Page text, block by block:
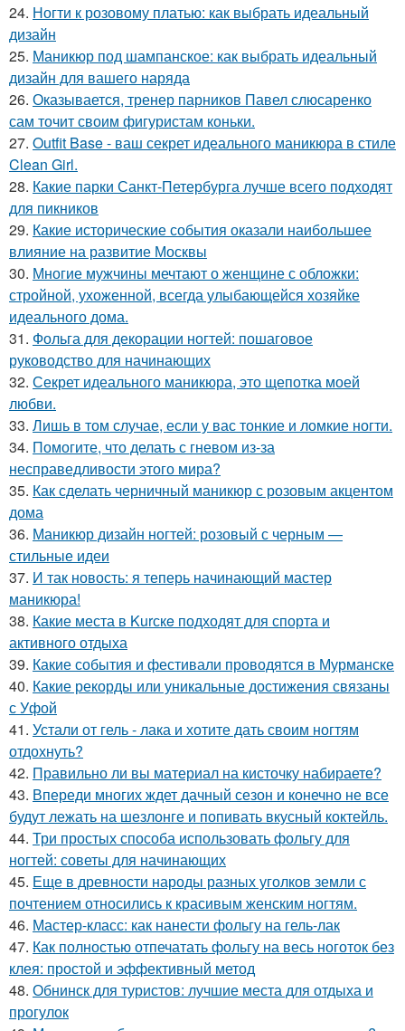
24. Ногти к розовому платью: как выбрать идеальный
дизайн
25. Маникюр под шампанское: как выбрать идеальный
дизайн для вашего наряда
26. Оказывается, тренер парников Павел слюсаренко
сам точит своим фигуристам коньки.
27. Outfit Base - ваш секрет идеального маникюра в стиле
Clean Girl.
28. Какие парки Санкт-Петербурга лучше всего подходят
для пикников
29. Какие исторические события оказали наибольшее
влияние на развитие Москвы
30. Многие мужчины мечтают о женщине с обложки:
стройной, ухоженной, всегда улыбающейся хозяйке
идеального дома.
31. Фольга для декорации ногтей: пошаговое
руководство для начинающих
32. Секрет идеального маникюра, это щепотка моей
любви.
33. Лишь в том случае, если у вас тонкие и ломкие ногти.
34. Помогите, что делать с гневом из-за
несправедливости этого мира?
35. Как сделать черничный маникюр с розовым акцентом
дома
36. Маникюр дизайн ногтей: розовый с черным —
стильные идеи
37. И так новость: я теперь начинающий мастер
маникюра!
38. Какие места в Kurскe подходят для спорта и
активного отдыха
39. Какие события и фестивали проводятся в Мурманске
40. Какие рекорды или уникальные достижения связаны
с Уфой
41. Устали от гель - лака и хотите дать своим ногтям
отдохнуть?
42. Правильно ли вы материал на кисточку набираете?
43. Впереди многих ждет дачный сезон и конечно не все
будут лежать на шезлонге и попивать вкусный коктейль.
44. Три простых способа использовать фольгу для
ногтей: советы для начинающих
45. Еще в древности народы разных уголков земли с
почтением относились к красивым женским ногтям.
46. Мастер-класс: как нанести фольгу на гель-лак
47. Как полностью отпечатать фольгу на весь ноготок без
клея: простой и эффективный метод
48. Обнинск для туристов: лучшие места для отдыха и
прогулок